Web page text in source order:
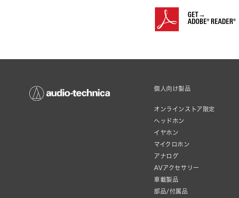
GET→
ADOBE® READER®
個人向け製品
オンラインストア限定
ヘッドホン
イヤホン
マイクロホン
アナログ
AVアクセサリー
車載製品
部品/付属品